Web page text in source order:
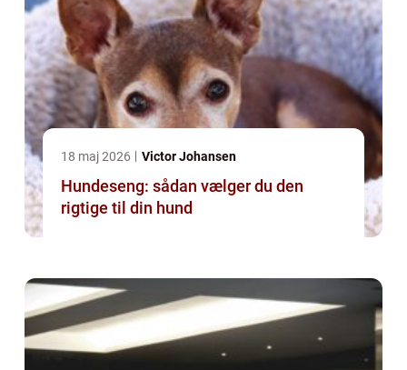
18 maj 2026 Victor Johansen
Hundeseng: sådan vælger du den
rigtige til din hund